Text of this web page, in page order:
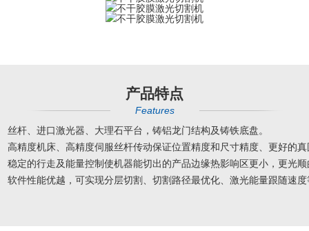
产品特点
Features
丝杆、进口激光器、大理石平台，铸铝龙门结构及铸铁底盘。
高精度机床、高精度伺服丝杆传动保证位置精度和尺寸精度、更好的
稳定的行走及能量控制使机器能切出的产品边缘热影响区更小，更光
软件性能优越，可实现分层切割、切割路径最优化、激光能量跟随速